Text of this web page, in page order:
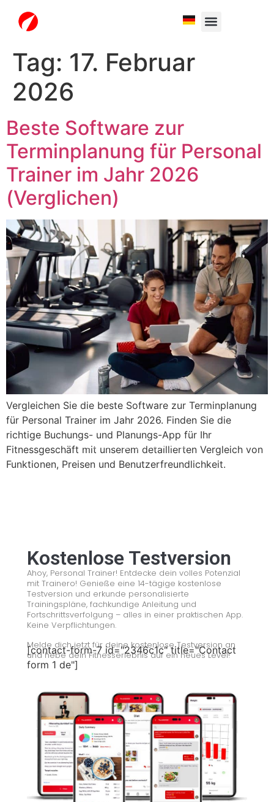
Tag: 17. Februar
2026
Beste Software zur
Terminplanung für Personal
Trainer im Jahr 2026
(Verglichen)
Vergleichen Sie die beste Software zur Terminplanung
für Personal Trainer im Jahr 2026. Finden Sie die
richtige Buchungs- und Planungs-App für Ihr
Fitnessgeschäft mit unserem detaillierten Vergleich von
Funktionen, Preisen und Benutzerfreundlichkeit.
© 2008 – 2024 Copyright © Trainero.com
Kostenlose Testversion
Ahoy, Personal Trainer! Entdecke dein volles Potenzial
mit Trainero! Genieße eine 14-tägige kostenlose
Testversion und erkunde personalisierte
Trainingspläne, fachkundige Anleitung und
Fortschrittsverfolgung – alles in einer praktischen App.
Keine Verpflichtungen.
Melde dich jetzt für deine kostenlose Testversion an
und hebe dein Fitnesserlebnis auf ein neues Level!
[contact-form-7 id="2346c1c" title="Contact
form 1 de"]